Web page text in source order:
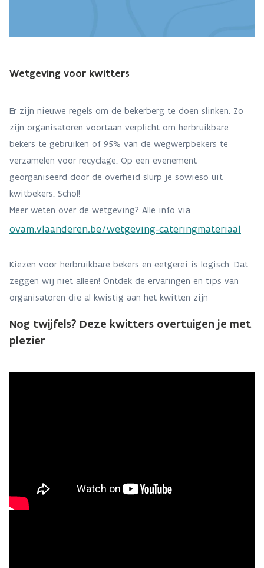
Wetgeving voor kwitters
Er zijn nieuwe regels om de bekerberg te doen slinken. Zo
zijn organisatoren voortaan verplicht om herbruikbare
bekers te gebruiken of 95% van de wegwerpbekers te
verzamelen voor recyclage. Op een evenement
georganiseerd door de overheid slurp je sowieso uit
kwitbekers. Schol!
Meer weten over de wetgeving? Alle info via
ovam.vlaanderen.be/wetgeving-cateringmateriaal
Kiezen voor herbruikbare bekers en eetgerei is logisch. Dat
zeggen wij niet alleen! Ontdek de ervaringen en tips van
organisatoren die al kwistig aan het kwitten zijn
Nog twijfels? Deze kwitters overtuigen je met
plezier